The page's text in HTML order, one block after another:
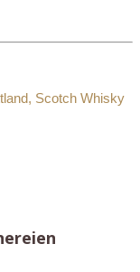
, Scotch Whisky